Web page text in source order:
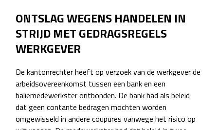
ONTSLAG WEGENS HANDELEN IN
STRIJD MET GEDRAGSREGELS
WERKGEVER
De kantonrechter heeft op verzoek van de werkgever de
arbeidsovereenkomst tussen een bank en een
baliemedewerkster ontbonden. De bank had als beleid
dat geen contante bedragen mochten worden
omgewisseld in andere coupures vanwege het risico op